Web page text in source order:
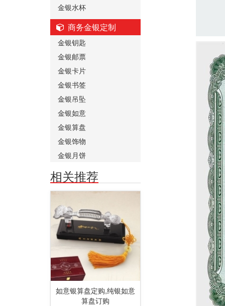
金银水杯
商务金银定制
金银钥匙
金银邮票
金银卡片
金银书签
金银吊坠
金银如意
金银算盘
金银饰物
金银月饼
相关推荐
如意银算盘定购,纯银如意
算盘订购